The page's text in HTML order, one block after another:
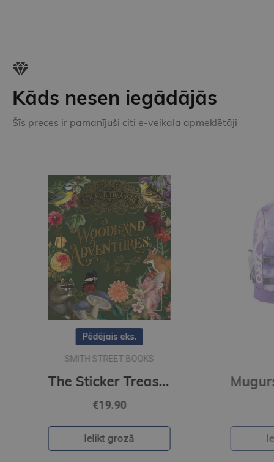
Kāds nesen iegādājās
Šīs preces ir pamanījuši citi e-veikala apmeklētāji
€84.95
Ielikt grozā